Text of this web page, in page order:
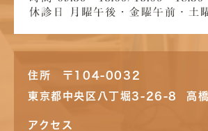
住所 〒104-0032
東京都中央区八丁堀3-26-8 高
アクセス